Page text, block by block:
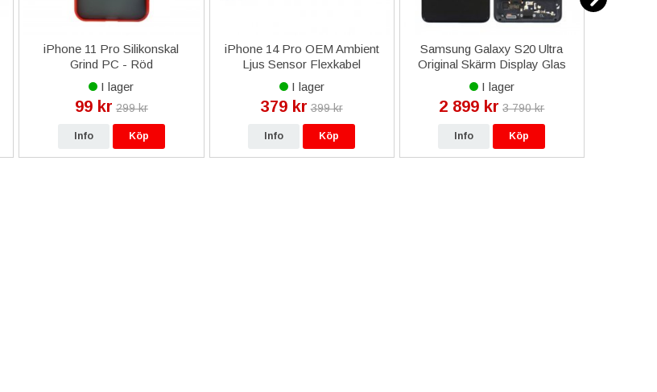
iPhone 11 Pro Silikonskal
Grind PC - Röd
I lager
99 kr 299 kr
Info Köp
iPhone 14 Pro OEM Ambient
Ljus Sensor Flexkabel
I lager
379 kr 399 kr
Info Köp
Samsung Galaxy S20 Ultra
Original Skärm Display Glas
Dynamic Amoled 2X - Grå
I lager
2 899 kr 3 790 kr
Info Köp